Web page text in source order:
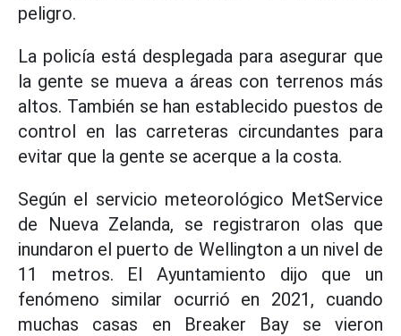
peligro.
La policía está desplegada para asegurar que
la gente se mueva a áreas con terrenos más
altos. También se han establecido puestos de
control en las carreteras circundantes para
evitar que la gente se acerque a la costa.
Según el servicio meteorológico MetService
de Nueva Zelanda, se registraron olas que
inundaron el puerto de Wellington a un nivel de
11 metros. El Ayuntamiento dijo que un
fenómeno similar ocurrió en 2021, cuando
muchas casas en Breaker Bay se vieron